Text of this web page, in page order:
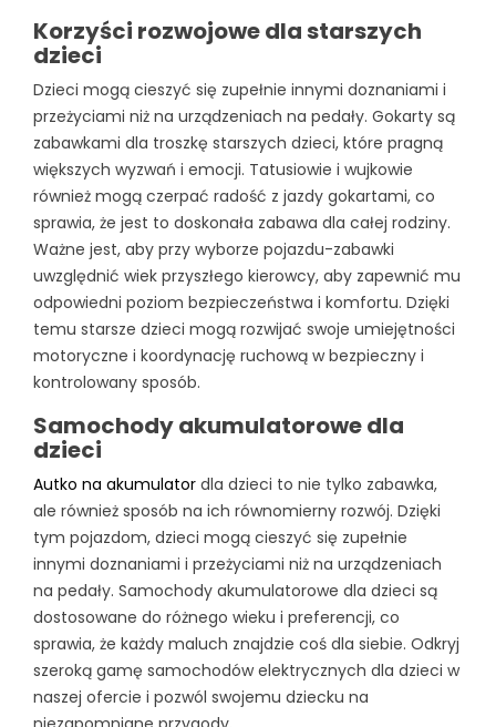
Korzyści rozwojowe dla starszych
dzieci
Dzieci mogą cieszyć się zupełnie innymi doznaniami i
przeżyciami niż na urządzeniach na pedały. Gokarty są
zabawkami dla troszkę starszych dzieci, które pragną
większych wyzwań i emocji. Tatusiowie i wujkowie
również mogą czerpać radość z jazdy gokartami, co
sprawia, że jest to doskonała zabawa dla całej rodziny.
Ważne jest, aby przy wyborze pojazdu-zabawki
uwzględnić wiek przyszłego kierowcy, aby zapewnić mu
odpowiedni poziom bezpieczeństwa i komfortu. Dzięki
temu starsze dzieci mogą rozwijać swoje umiejętności
motoryczne i koordynację ruchową w bezpieczny i
kontrolowany sposób.
Samochody akumulatorowe dla
dzieci
Autko na akumulator dla dzieci to nie tylko zabawka,
ale również sposób na ich równomierny rozwój. Dzięki
tym pojazdom, dzieci mogą cieszyć się zupełnie
innymi doznaniami i przeżyciami niż na urządzeniach
na pedały. Samochody akumulatorowe dla dzieci są
dostosowane do różnego wieku i preferencji, co
sprawia, że każdy maluch znajdzie coś dla siebie. Odkryj
szeroką gamę samochodów elektrycznych dla dzieci w
naszej ofercie i pozwól swojemu dziecku na